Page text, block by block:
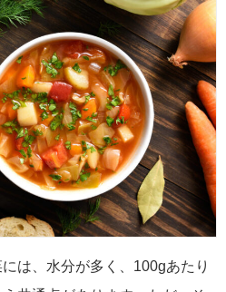
は、水分が多く、100gあたり